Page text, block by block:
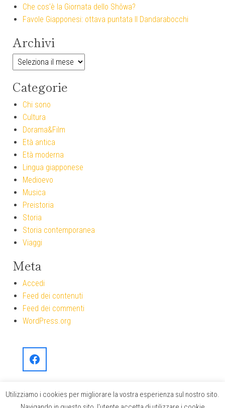
Che cos’è la Giornata dello Shōwa?
Favole Giapponesi: ottava puntata Il Dandarabocchi
Archivi
Archivi
Categorie
Chi sono
Cultura
Dorama&Film
Età antica
Età moderna
Lingua giapponese
Medioevo
Musica
Preistoria
Storia
Storia contemporanea
Viaggi
Meta
Accedi
Feed dei contenuti
Feed dei commenti
WordPress.org
Utilizziamo i cookies per migliorare la vostra esperienza sul nostro sito.